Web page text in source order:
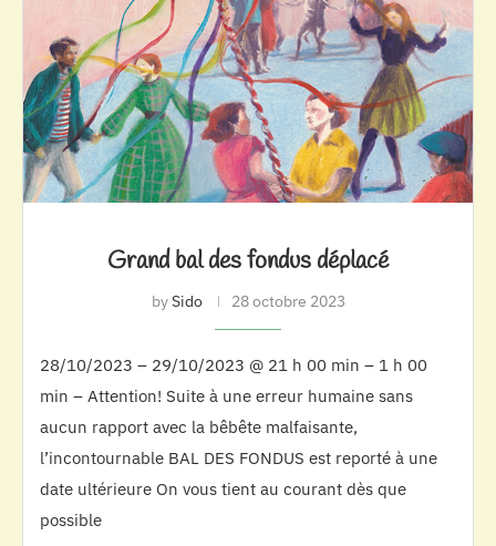
Grand bal des fondus déplacé
bySido 28 octobre 2023
28/10/2023 – 29/10/2023 @ 21 h 00 min – 1 h 00
min – Attention! Suite à une erreur humaine sans
aucun rapport avec la bêbête malfaisante,
l’incontournable BAL DES FONDUS est reporté à une
date ultérieure On vous tient au courant dès que
possible